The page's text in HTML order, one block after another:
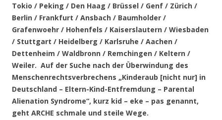
Tokio / Peking / Den Haag / Brüssel / Genf / Zürich /
Berlin / Frankfurt / Ansbach / Baumholder /
Grafenwoehr / Hohenfels / Kaiserslautern / Wiesbaden
/ Stuttgart / Heidelberg / Karlsruhe / Aachen /
Dettenheim / Waldbronn / Remchingen / Keltern /
Weiler. Auf der Suche nach der Überwindung des
Menschenrechtsverbrechens „Kinderaub [nicht nur] in
Deutschland – Eltern-Kind-Entfremdung – Parental
Alienation Syndrome“, kurz kid – eke – pas genannt,
geht ARCHE schmale und steile Wege.